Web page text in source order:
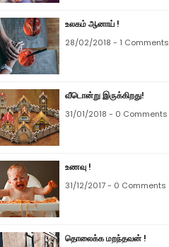
உலகம் ஆனாய் !
28/02/2018 - 1 Comments
வீடொன்று இருக்கிறது!
31/01/2018 - 0 Comments
உணவு !
31/12/2017 - 0 Comments
தொலைக்க மறந்தவன் !